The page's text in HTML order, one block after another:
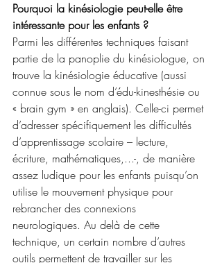
Pourquoi la kinésiologie peut-elle être
intéressante pour les enfants ?
Parmi les différentes techniques faisant
partie de la panoplie du kinésiologue, on
trouve la kinésiologie éducative (aussi
connue sous le nom d’édu-kinesthésie ou
« brain gym » en anglais). Celle-ci permet
d’adresser spécifiquement les difficultés
d’apprentissage scolaire – lecture,
écriture, mathématiques,...-, de manière
assez ludique pour les enfants puisqu’on
utilise le mouvement physique pour
rebrancher des connexions
neurologiques. Au delà de cette
technique, un certain nombre d’autres
outils permettent de travailler sur les